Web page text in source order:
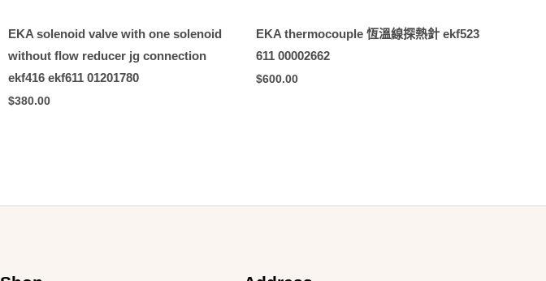
EKA solenoid valve with one solenoid
without flow reducer jg connection
ekf416 ekf611 01201780
$380.00
EKA thermocouple 恆溫線探熱針 ekf523
611 00002662
$600.00